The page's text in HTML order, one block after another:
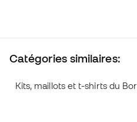
Catégories similaires:
Kits, maillots et t-shirts du